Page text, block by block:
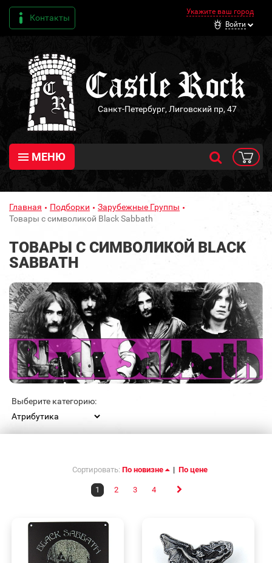
Контакты
Укажите ваш город
Войти
Санкт-Петербург, Лиговский пр, 47
МЕНЮ
Главная Подборки
Зарубежные Группы
Товары с символикой Black Sabbath
ТОВАРЫ С СИМВОЛИКОЙ BLACK
SABBATH
Выберите категорию:
Сортировать: По новизне | По цене
1 2 3 4